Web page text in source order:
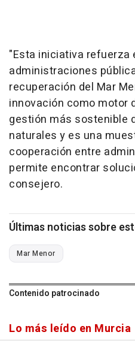
"Esta iniciativa refuerza
administraciones
recuperación del Mar
innovación como motor
gestión más sostenible
naturales y es una
cooperación entre
permite encontrar
consejero.
Últimas noticias sobre
Mar Menor
Contenido patrocinado
Lo más leído en Murcia